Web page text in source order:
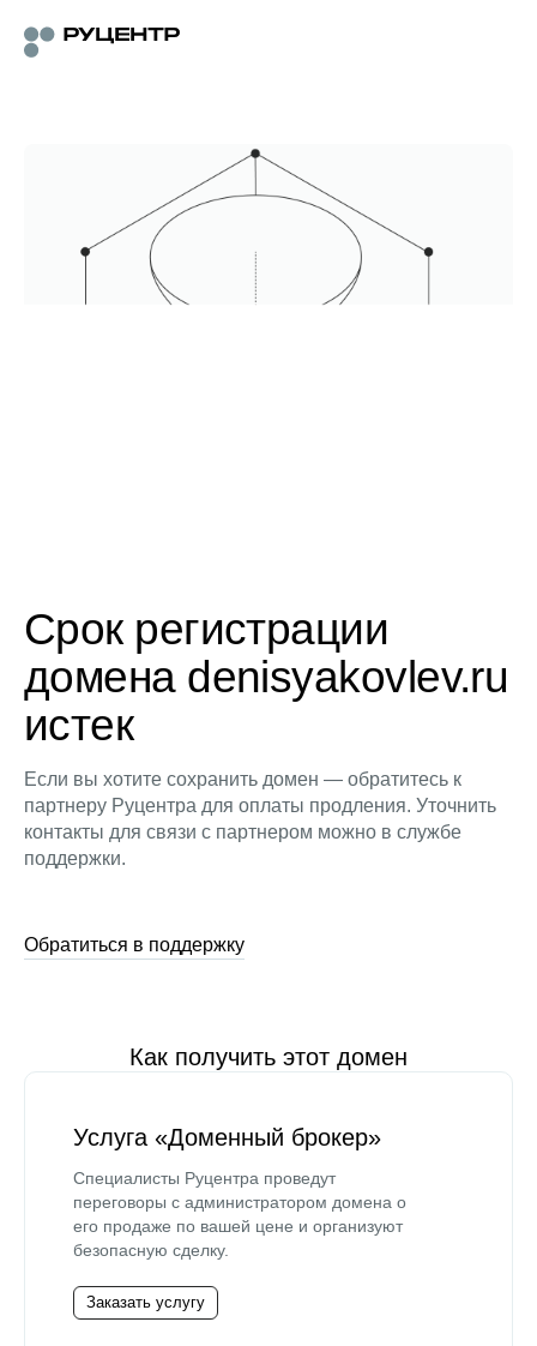
Срок регистрации
домена denisyakovlev.ru
истек
Если вы хотите сохранить домен — обратитесь к
партнеру Руцентра для оплаты продления. Уточнить
контакты для связи с партнером можно в службе
поддержки.
Обратиться в поддержку
Как получить этот домен
Услуга «Доменный брокер»
Специалисты Руцентра проведут
переговоры с администратором домена о
его продаже по вашей цене и организуют
безопасную сделку.
Заказать услугу